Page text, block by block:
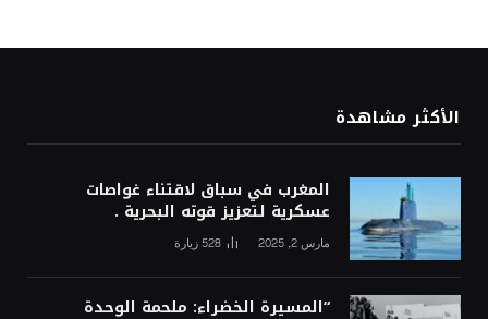
الأكثر مشاهدة
المغرب في سباق لاقتناء غواصات
عسكرية لتعزيز قوته البحرية .
مارس 2, 2025 528 زيارة
“المسيرة الخضراء: ملحمة الوحدة